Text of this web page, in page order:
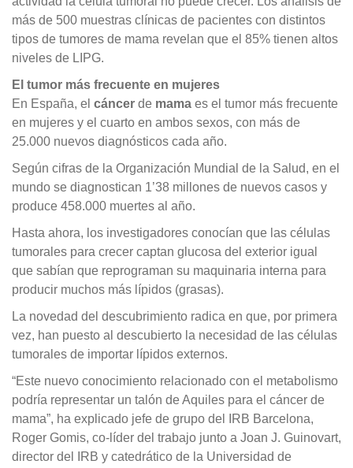
más de 500 muestras clínicas de pacientes con distintos
tipos de tumores de mama revelan que el 85% tienen altos
niveles de LIPG.
El tumor más frecuente en mujeres
En España, el cáncer de mama es el tumor más frecuente
en mujeres y el cuarto en ambos sexos, con más de
25.000 nuevos diagnósticos cada año.
Según cifras de la Organización Mundial de la Salud, en el
mundo se diagnostican 1’38 millones de nuevos casos y
produce 458.000 muertes al año.
Hasta ahora, los investigadores conocían que las células
tumorales para crecer captan glucosa del exterior igual
que sabían que reprograman su maquinaria interna para
producir muchos más lípidos (grasas).
La novedad del descubrimiento radica en que, por primera
vez, han puesto al descubierto la necesidad de las células
tumorales de importar lípidos externos.
“Este nuevo conocimiento relacionado con el metabolismo
podría representar un talón de Aquiles para el cáncer de
mama”, ha explicado jefe de grupo del IRB Barcelona,
Roger Gomis, co-líder del trabajo junto a Joan J. Guinovart,
director del IRB y catedrático de la Universidad de